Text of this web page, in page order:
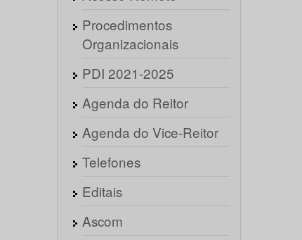
Procedimentos
Organizacionais
PDI 2021-2025
Agenda do Reitor
Agenda do Vice-Reitor
Telefones
Editais
Ascom